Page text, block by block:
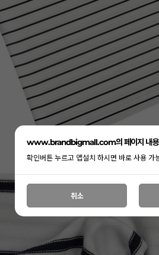
www.brandbigmall.com의 페이지 내
확인버튼 누르고 앱설치 하시면 바로 사용 가
취소